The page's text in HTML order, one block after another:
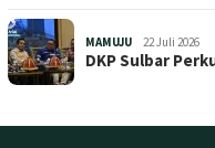
MAMUJU 22 Juli 2026
DKP Sulbar